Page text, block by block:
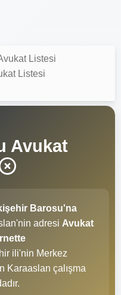
Listesi
Listesi
Avukat
Barosu'na
adresi Avukat
ili'nin Merkez
Karaaslan çalışma